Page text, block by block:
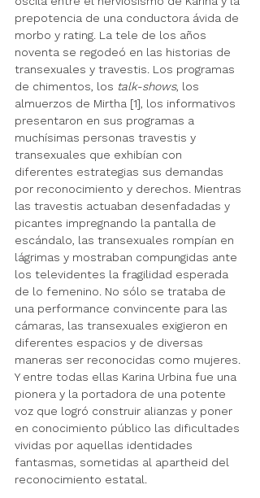
prepotencia de una conductora ávida de
morbo y rating. La tele de los años
noventa se regodeó en las historias de
transexuales y travestis. Los programas
de chimentos, los talk-shows, los
almuerzos de Mirtha [1], los informativos
presentaron en sus programas a
muchísimas personas travestis y
transexuales que exhibían con
diferentes estrategias sus demandas
por reconocimiento y derechos. Mientras
las travestis actuaban desenfadadas y
picantes impregnando la pantalla de
escándalo, las transexuales rompían en
lágrimas y mostraban compungidas ante
los televidentes la fragilidad esperada
de lo femenino. No sólo se trataba de
una performance convincente para las
cámaras, las transexuales exigieron en
diferentes espacios y de diversas
maneras ser reconocidas como mujeres.
Y entre todas ellas Karina Urbina fue una
pionera y la portadora de una potente
voz que logró construir alianzas y poner
en conocimiento público las dificultades
vividas por aquellas identidades
fantasmas, sometidas al apartheid del
reconocimiento estatal.